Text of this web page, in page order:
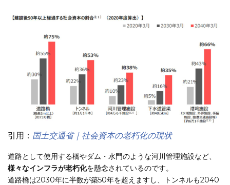
引用： 国土交通省｜社会資本の老朽化の現状
道路として使用する橋やダム・水門のような河川管理施設など、
様々なインフラが老朽化を懸念されているのです。
道路橋は2030年に半数が築50年を超えますし、トンネルも2040